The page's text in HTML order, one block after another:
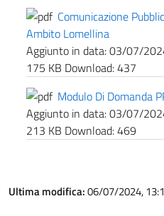
Comunicazione
Ambito Lomellina
Aggiunto in data:03/07/
175 KB Download:437
Modulo Di Domanda
Aggiunto in data:03/07/
213 KB Download:469
Ultima modifica:06/07/2024,